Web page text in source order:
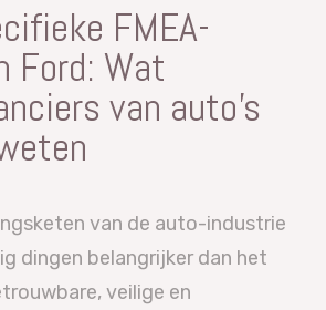
FMEA-
Ford: Wat
van auto’s
van de auto-industrie
dingen belangrijker dan het
veilige en